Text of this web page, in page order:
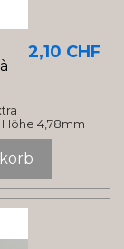
2,10 CHF
4,78mm